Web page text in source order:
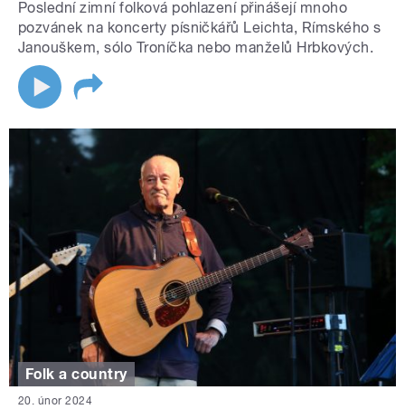
Poslední zimní folková pohlazení přinášejí mnoho
pozvánek na koncerty písničkářů Leichta, Rímského s
Janouškem, sólo Troníčka nebo manželů Hrbkových.
Folk a country
20. únor 2024